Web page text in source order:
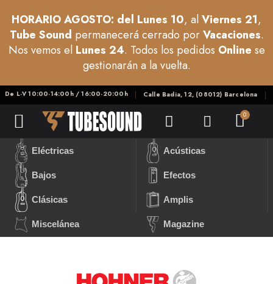
HORARIO AGOSTO: del Lunes 10, alViernes 21,
Tube Sound permanecerá cerrado porVacaciones.
Nos vemos el Lunes 24. Todos los pedidos Online se
gestionarán a la vuelta.
De L-V 10:00-14:00h / 16:00-20:00h Calle Badia, 12, (08012) Barcelona
Eléctricas Acústicas
Bajos Efectos
Clásicas Amplis
Miscelánea Magazine